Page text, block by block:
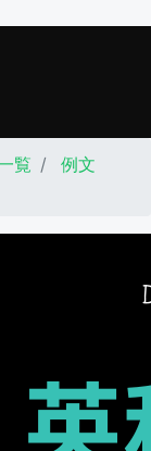
覧
例文